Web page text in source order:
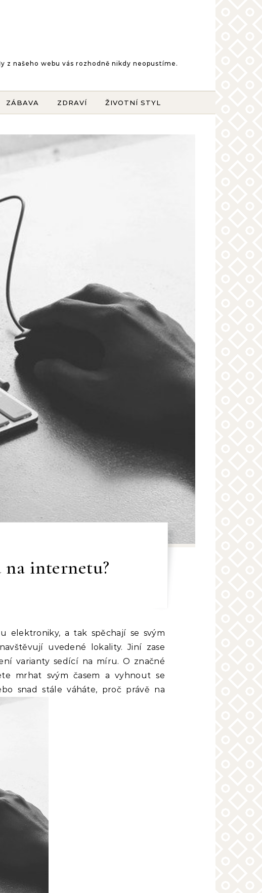
z našeho webu vás rozhodně nikdy neopustíme.
ZÁBAVA ZDRAVÍ ŽIVOTNÍ STYL
internetu?
uvedené lokality. Jiní zase
varianty sedící na míru. O značné
mrhat svým časem a vyhnout se
snad stále váháte, proč právě na